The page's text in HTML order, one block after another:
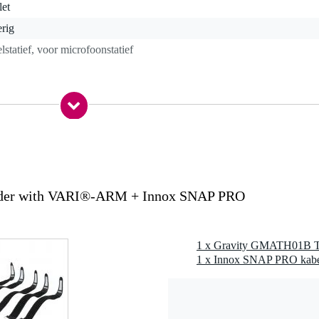
voor microfoonstatief
mm
2 x 15 mm
with VARI®-ARM + Innox SNAP PRO
1 x Innox SNAP PRO